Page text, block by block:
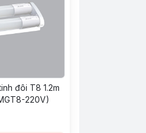
đôi T8 1.2m
220V)